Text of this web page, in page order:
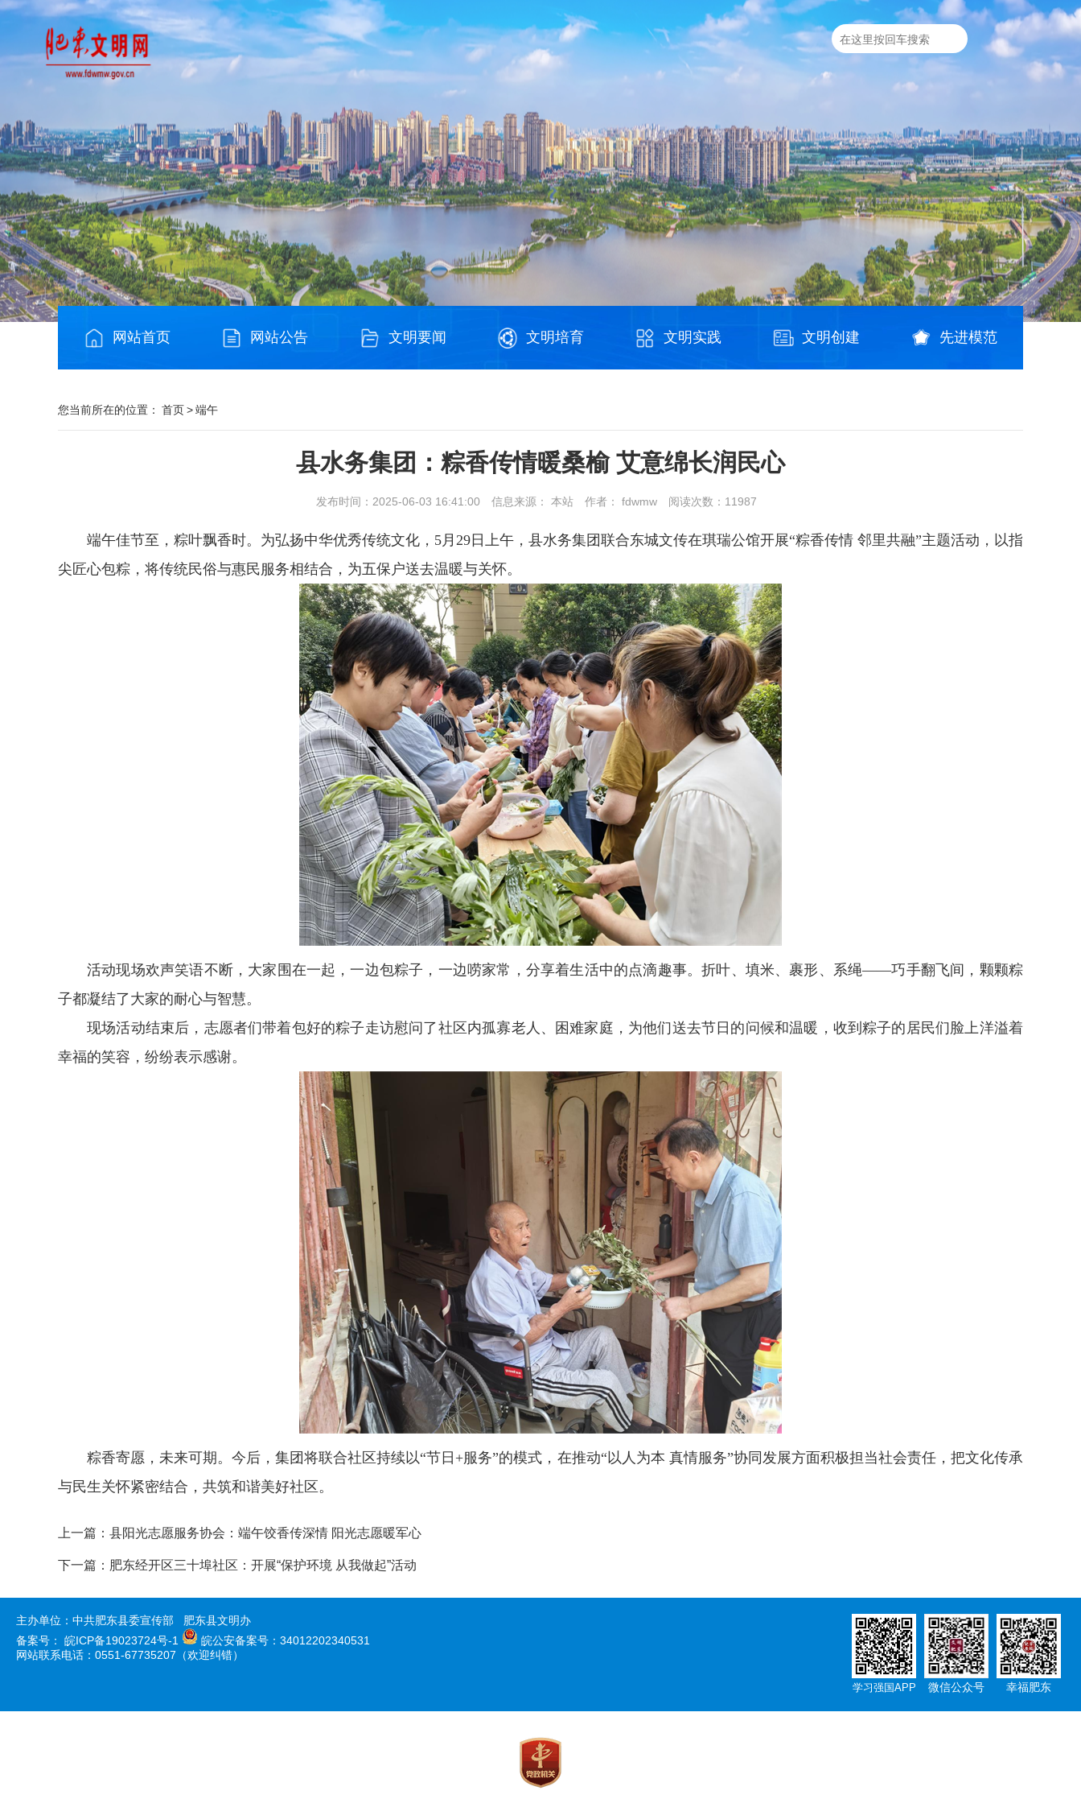
网站首页 网站公告 文明要闻 文明培育 文明实践 文明创建 先进模范
您当前所在的位置： 首页>端午
县水务集团：粽香传情暖桑榆 艾意绵长润民心
发布时间：2025-06-03 16:41:00 信息来源： 本站 作者： fdwmw 阅读次数： 11987
端午佳节至，粽叶飘香时。为弘扬中华优秀传统文化，5月29日上午，县水务集团联合东城文传在琪瑞公馆开展“粽香传情 邻里共融”主题活动，以指
尖匠心包粽，将传统民俗与惠民服务相结合，为五保户送去温暖与关怀。
活动现场欢声笑语不断，大家围在一起，一边包粽子，一边唠家常，分享着生活中的点滴趣事。折叶、填米、裹形、系绳——巧手翻飞间，颗颗粽
子都凝结了大家的耐心与智慧。
现场活动结束后，志愿者们带着包好的粽子走访慰问了社区内孤寡老人、困难家庭，为他们送去节日的问候和温暖，收到粽子的居民们脸上洋溢着
幸福的笑容，纷纷表示感谢。
粽香寄愿，未来可期。今后，集团将联合社区持续以“节日+服务”的模式，在推动“以人为本 真情服务”协同发展方面积极担当社会责任，把文化传承
与民生关怀紧密结合，共筑和谐美好社区。
上一篇： 县阳光志愿服务协会：端午饺香传深情 阳光志愿暖军心
下一篇： 肥东经开区三十埠社区：开展“保护环境 从我做起”活动
主办单位：中共肥东县委宣传部 肥东县文明办
备案号： 皖ICP备19023724号-1
皖公安备案号：34012202340531
网站联系电话：0551-67735207（欢迎纠错）
学习强国APP 微信公众号 幸福肥东